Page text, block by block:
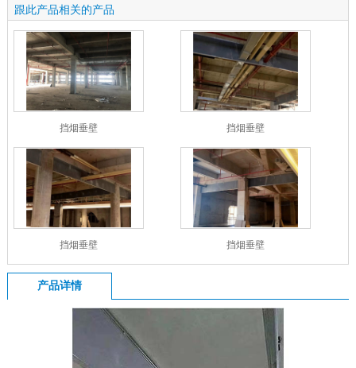
跟此产品相关的产品
挡烟垂壁 挡烟垂壁
挡烟垂壁 挡烟垂壁
产品详情